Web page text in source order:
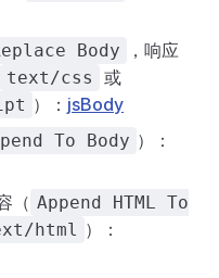
Body
，响应
text/css 或
）： jsBody
To Body ）：
（ Append HTML To
html ）：